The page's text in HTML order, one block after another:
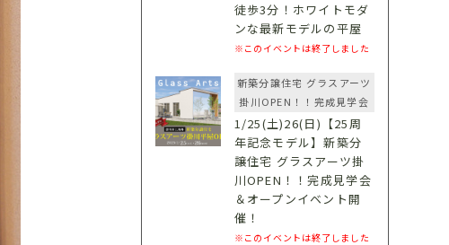
徒歩3分！ホワイトモダ
ンな最新モデルの平屋
※このイベントは終了しました
新築分譲住宅 グラスアーツ
掛川OPEN！！完成見学会
1/25(土)26(日)【25周
年記念モデル】新築分
譲住宅 グラスアーツ掛
川OPEN！！完成見学会
＆オープンイベント開
催！
※このイベントは終了しました